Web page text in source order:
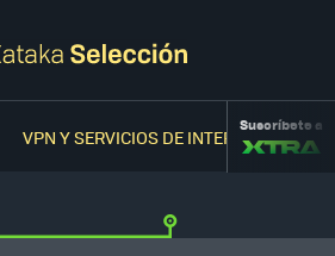
VPN Y SERVICIOS DE INTERNETSuscríbete a